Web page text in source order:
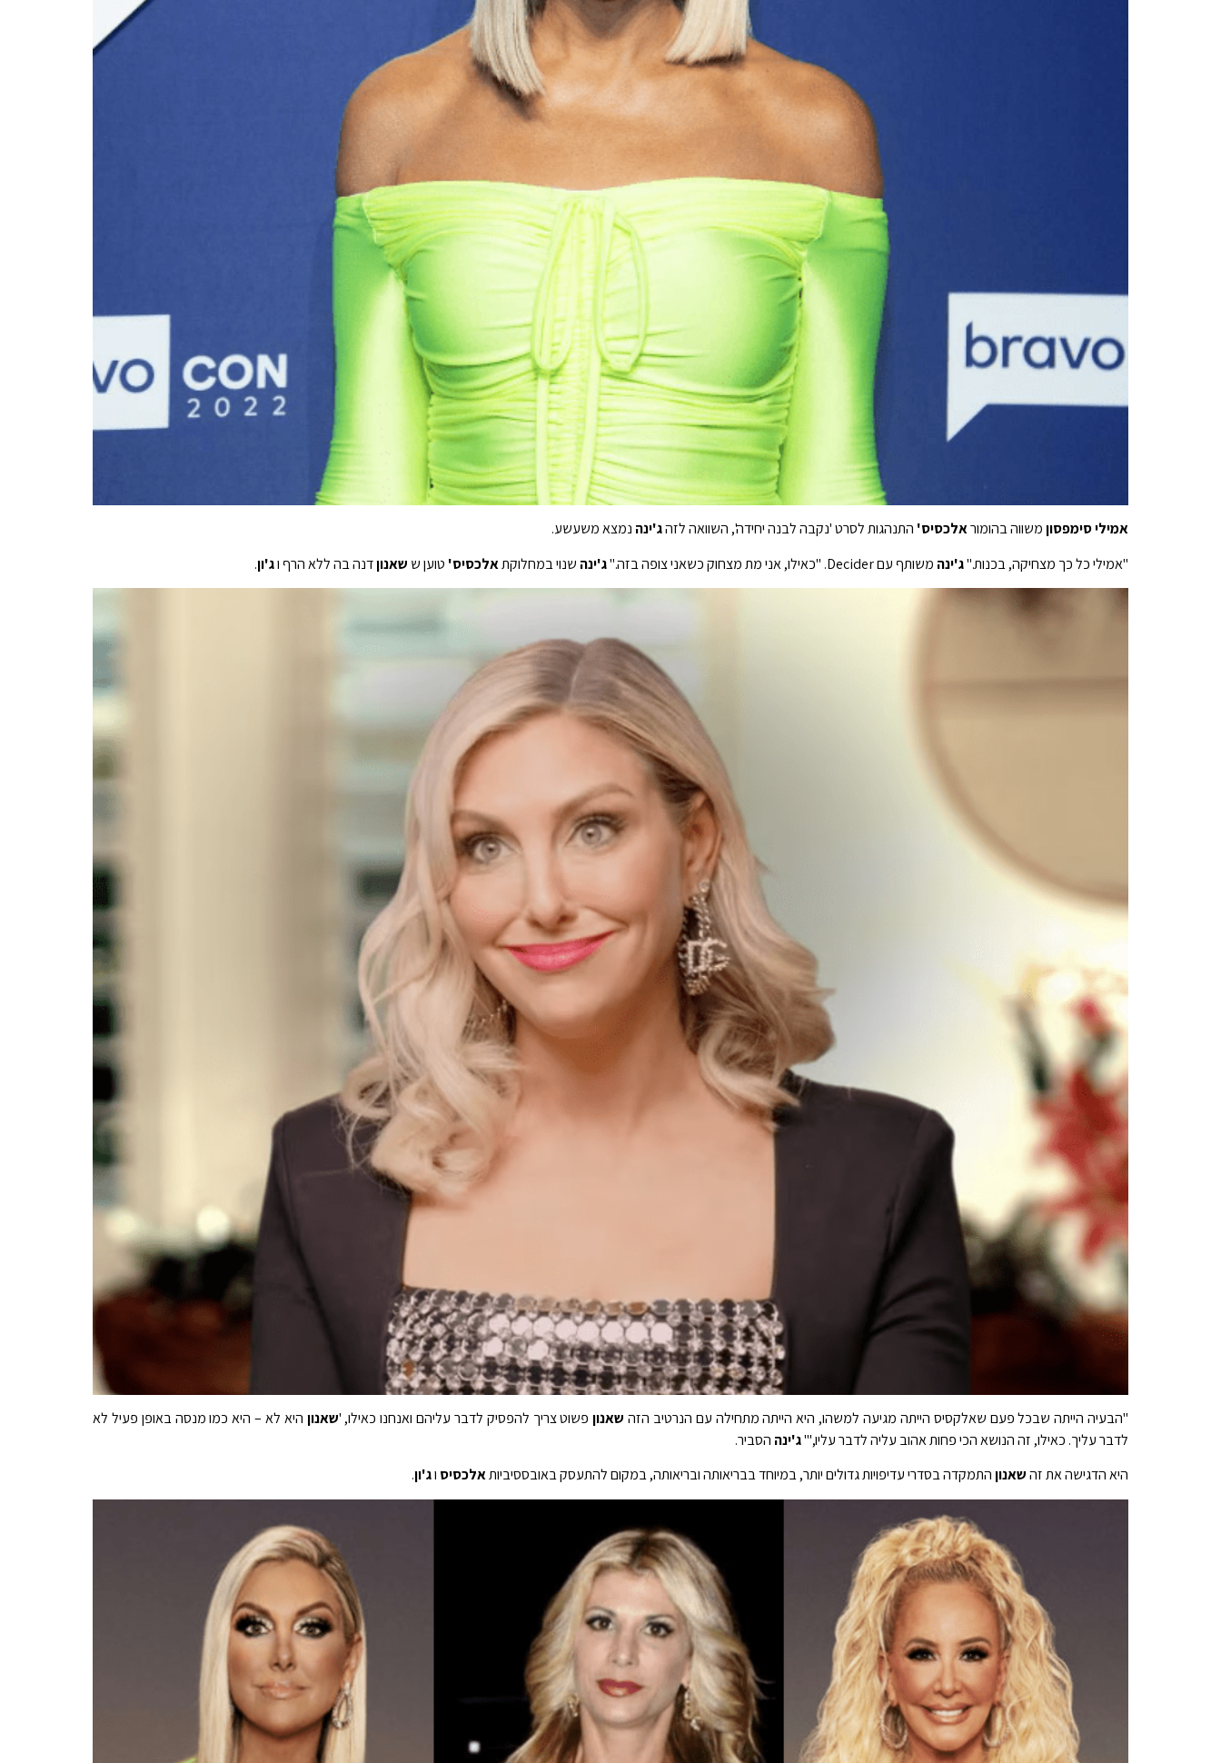
אמילי סימפסוןמשווה בהומוראלכסיס' התנהגות לסרט 'נקבה לבנה יחידה', השוואה לזהג'ינה נמצא משעשע.
"אמילי כל כך מצחיקה, בכנות."ג'ינה משותף עם Decider. "כאילו, אני מת מצחוק כשאני צופה בזה." ג'ינה שנוי במחלוקתאלכסיס' טוען ש שאנוןדנה בה ללא הרף וג'ון.
"הבעיה הייתה שבכל פעם שאלקסיס הייתה מגיעה למשהו, היא הייתה מתחילה עם הנרטיב הזה שאנוןפשוט צריך להפסיק לדבר עליהם ואנחנו כאילו, 'שאנון היא לא – היא כמו מנסה באופן פעיל לא
לדבר עליך. כאילו, זה הנושא הכי פחות אהוב עליה לדבר עליו,'"ג'ינה הסביר.
היא הדגישה את זהשאנוןהתמקדה בסדרי עדיפויות גדולים יותר, במיוחד בבריאותה ובריאותה, במקום להתעסק באובססיביותאלכסיס וג'ון.